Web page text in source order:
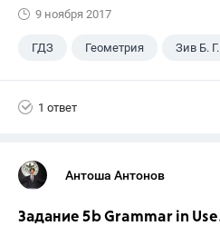
9 ноября 2017
ГДЗ Геометрия Зив Б. Г.
1 ответ
Антоша Антонов
Задание 5b Grammar in